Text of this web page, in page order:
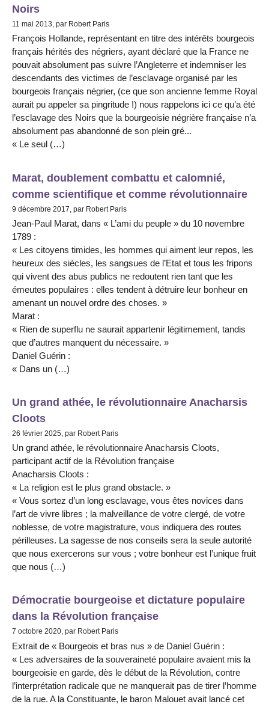
Noirs
11 mai 2013, par Robert Paris
François Hollande, représentant en titre des intérêts bourgeois
français hérités des négriers, ayant déclaré que la France ne
pouvait absolument pas suivre l’Angleterre et indemniser les
descendants des victimes de l’esclavage organisé par les
bourgeois français négrier, (ce que son ancienne femme Royal
aurait pu appeler sa pingritude !) nous rappelons ici ce qu’a été
l’esclavage des Noirs que la bourgeoisie négrière française n’a
absolument pas abandonné de son plein gré...
« Le seul (…)
Marat, doublement combattu et calomnié,
comme scientifique et comme révolutionnaire
9 décembre 2017, par Robert Paris
Jean-Paul Marat, dans « L’ami du peuple » du 10 novembre
1789 :
« Les citoyens timides, les hommes qui aiment leur repos, les
heureux des siècles, les sangsues de l’Etat et tous les fripons
qui vivent des abus publics ne redoutent rien tant que les
émeutes populaires : elles tendent à détruire leur bonheur en
amenant un nouvel ordre des choses. »
Marat :
« Rien de superflu ne saurait appartenir légitimement, tandis
que d’autres manquent du nécessaire. »
Daniel Guérin :
« Dans un (…)
Un grand athée, le révolutionnaire Anacharsis
Cloots
26 février 2025, par Robert Paris
Un grand athée, le révolutionnaire Anacharsis Cloots,
participant actif de la Révolution française
Anacharsis Cloots :
« La religion est le plus grand obstacle. »
« Vous sortez d’un long esclavage, vous êtes novices dans
l’art de vivre libres ; la malveillance de votre clergé, de votre
noblesse, de votre magistrature, vous indiquera des routes
périlleuses. La sagesse de nos conseils sera la seule autorité
que nous exercerons sur vous ; votre bonheur est l’unique fruit
que nous (…)
Démocratie bourgeoise et dictature populaire
dans la Révolution française
7 octobre 2020, par Robert Paris
Extrait de « Bourgeois et bras nus » de Daniel Guérin :
« Les adversaires de la souveraineté populaire avaient mis la
bourgeoisie en garde, dès le début de la Révolution, contre
l’interprétation radicale que ne manquerait pas de tirer l’homme
de la rue. A la Constituante, le baron Malouet avait lancé cet